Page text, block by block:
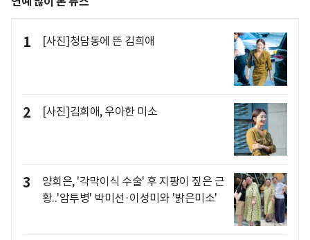
1 [사진]청담동에 뜬 김희애
2 [사진]김희애, 우아한 미소
3
양희은, '각막이식 수술' 후 지팡이 짚은 근
황..'암투병' 박미선·이성미와 '밝은미소'